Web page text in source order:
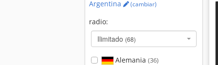
Argentina
(cambiar)
radio:
Ilimitado (68)
Alemania (36)